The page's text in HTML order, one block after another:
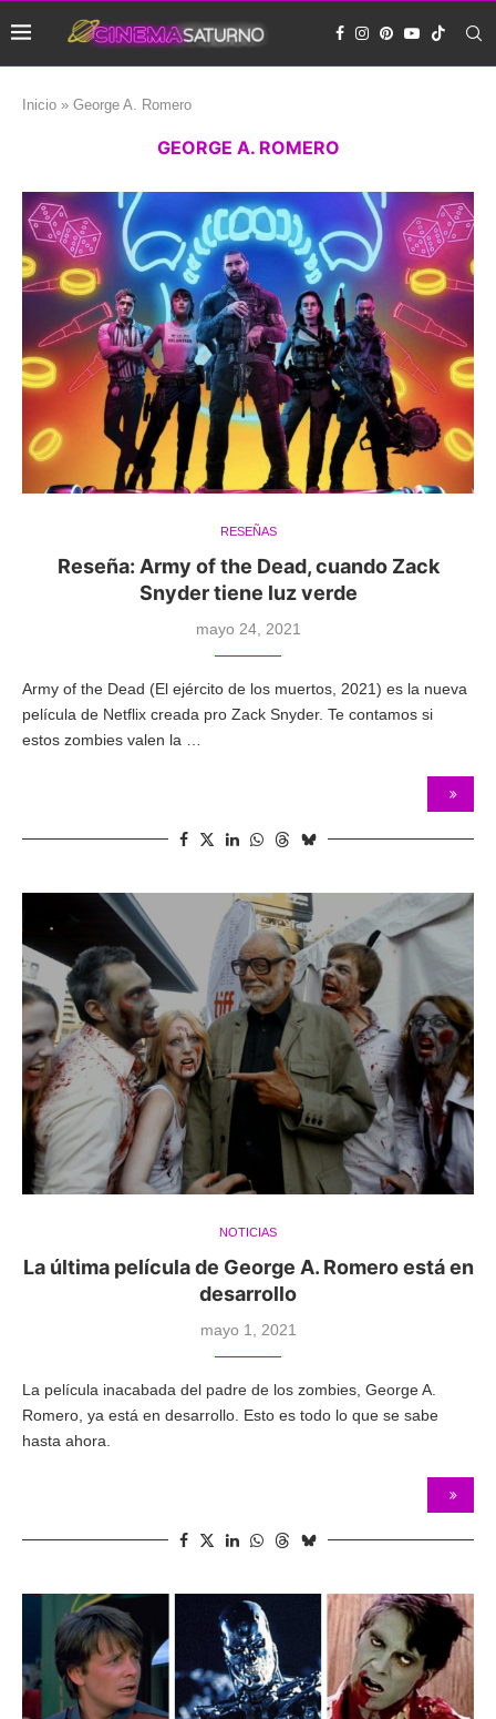
Inicio » George A. Romero
GEORGE A. ROMERO
RESEÑAS
Reseña: Army of the Dead, cuando Zack
Snyder tiene luz verde
mayo 24, 2021
Army of the Dead (El ejército de los muertos, 2021) es la nueva
película de Netflix creada pro Zack Snyder. Te contamos si
estos zombies valen la …
NOTICIAS
La última película de George A. Romero está en
desarrollo
mayo 1, 2021
La película inacabada del padre de los zombies, George A.
Romero, ya está en desarrollo. Esto es todo lo que se sabe
hasta ahora.